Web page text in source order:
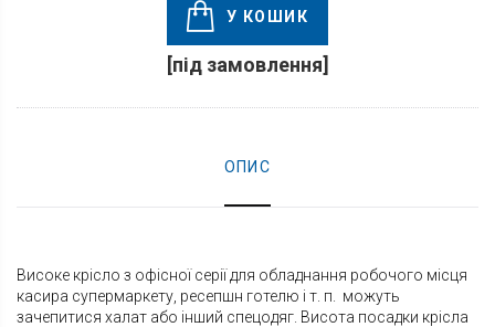
У КОШИК
[під замовлення]
ОПИС
Високе крісло з офісної серії для обладнання робочого місця
касира супермаркету, ресепшн готелю і т. п. можуть
зачепитися халат або інший спецодяг. Висота посадки крісла